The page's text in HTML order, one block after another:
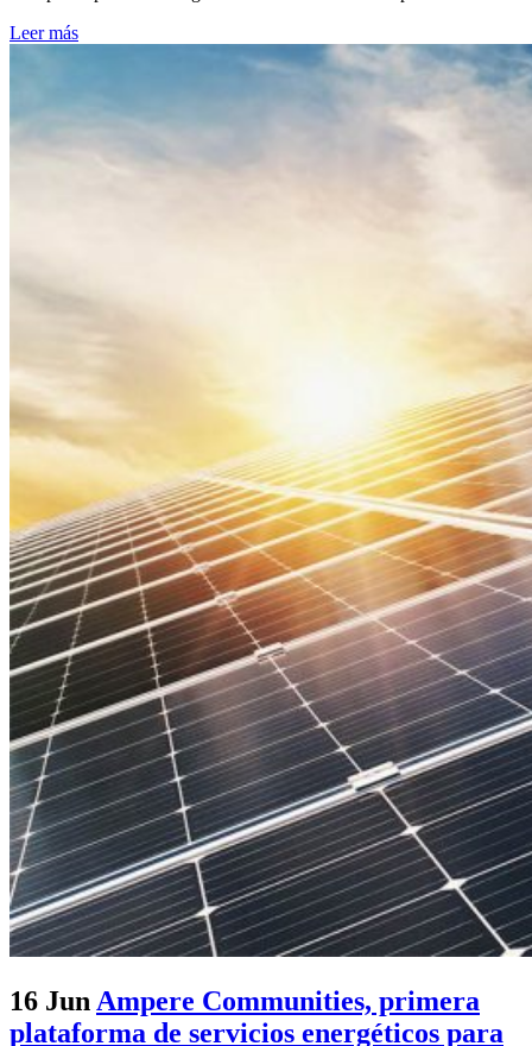
Leer más
16 Jun Ampere Communities, primera
plataforma de servicios energéticos para